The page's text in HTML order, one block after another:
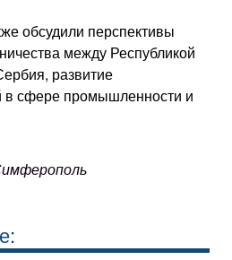
обсудили перспективы
между Республикой
развитие
в сфере промышленности и